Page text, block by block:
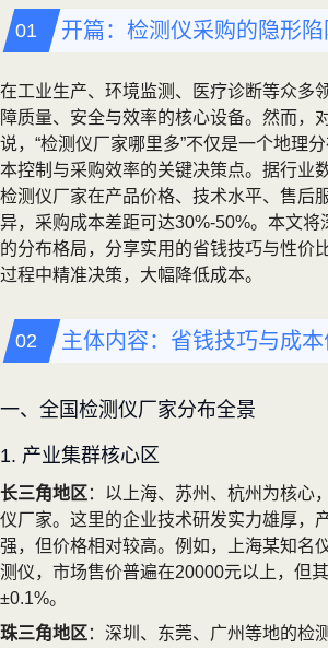
开篇：检测仪采购的隐形陷
在工业生产、环境监测、医疗诊断等众多
障质量、安全与效率的核心设备。然而，
说，“检测仪厂家哪里多”不仅是一个地理
本控制与采购效率的关键决策点。据行业
检测仪厂家在产品价格、技术水平、售后
异，采购成本差距可达30%-50%。本文将
的分布格局，分享实用的省钱技巧与性价
过程中精准决策，大幅降低成本。
主体内容：省钱技巧与成
一、全国检测仪厂家分布全景
1. 产业集群核心区
长三角地区 ：以上海、苏州、杭州为核心
仪厂家。这里的企业技术研发实力雄厚，
强，但价格相对较高。例如，上海某知名
测仪，市场售价普遍在20000元以上，但
±0.1%。
珠三角地区 ：深圳、东莞、广州等地的检